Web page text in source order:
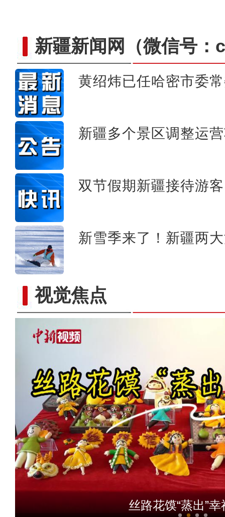
新疆新闻网 （微信号
黄绍炜已任哈密市委
新疆多个景区调整运
双节假期新疆接待游
新雪季来了！新疆两
视觉焦点
丝路花馍“蒸出”